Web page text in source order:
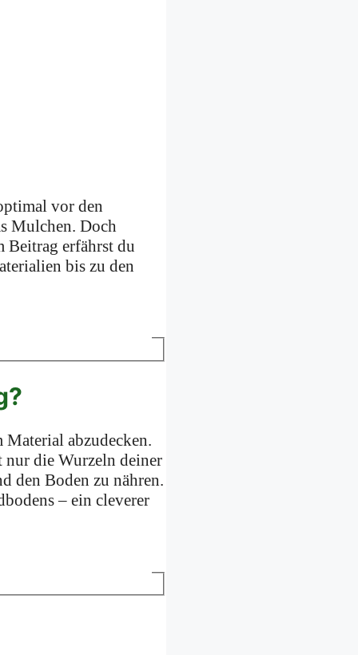
vor den
Mulchen. Doch
Beitrag erfährst du
bis zu den
Material abzudecken.
die Wurzeln deiner
den Boden zu nähren.
– ein cleverer